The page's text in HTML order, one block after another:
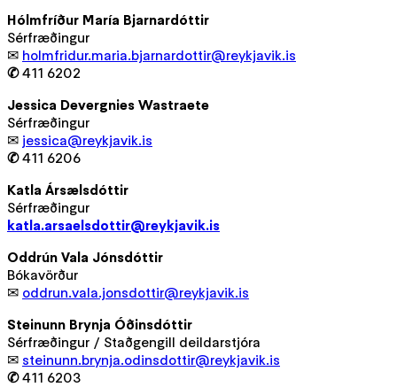
Hólmfríður María Bjarnardóttir
Sérfræðingur
✉ holmfridur.maria.bjarnardottir@reykjavik.is
✆411 6202
Jessica Devergnies Wastraete
Sérfræðingur
✉ jessica@reykjavik.is
✆411 6206
Katla Ársælsdóttir
Sérfræðingur
katla.arsaelsdottir@reykjavik.is
Oddrún Vala Jónsdóttir
Bókavörður
✉ oddrun.vala.jonsdottir@reykjavik.is
Steinunn Brynja Óðinsdóttir
Sérfræðingur / Staðgengill deildarstjóra
✉ steinunn.brynja.odinsdottir@reykjavik.is
✆411 6203